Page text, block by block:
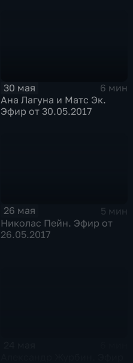
30 мая
6 мин
Ана Лагуна и Матс Эк.
Эфир от 30.05.2017
26 мая
5 мин
Николас Пейн. Эфир от
26.05.2017